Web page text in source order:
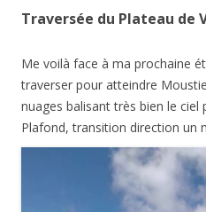
Traversée du Plateau de
Me voilà face à ma prochaine
traverser pour atteindre
nuages balisant très bien le ciel
Plafond, transition direction un